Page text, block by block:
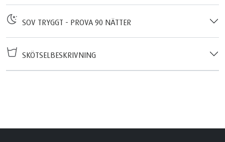
SOV TRYGGT - PROVA 90 NÄTTER
SKÖTSELBESKRIVNING